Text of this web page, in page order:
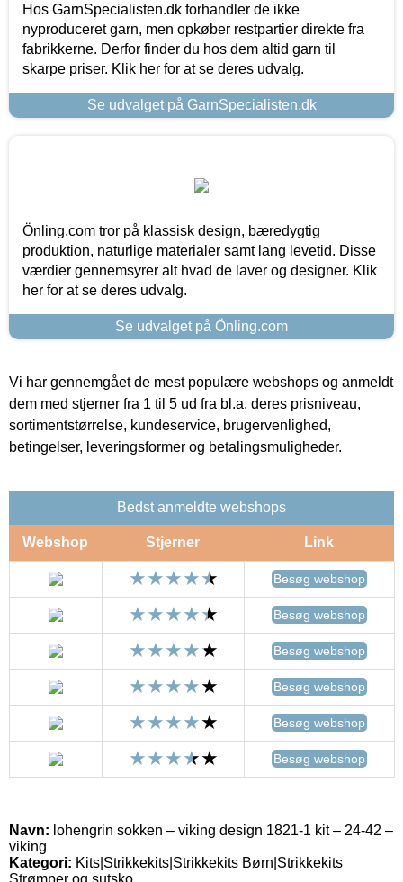
Hos GarnSpecialisten.dk forhandler de ikke
nyproduceret garn, men opkøber restpartier direkte fra
fabrikkerne. Derfor finder du hos dem altid garn til
skarpe priser. Klik her for at se deres udvalg.
Se udvalget på GarnSpecialisten.dk
Önling.com tror på klassisk design, bæredygtig
produktion, naturlige materialer samt lang levetid. Disse
værdier gennemsyrer alt hvad de laver og designer. Klik
her for at se deres udvalg.
Se udvalget på Önling.com
Vi har gennemgået de mest populære webshops og anmeldt
dem med stjerner fra 1 til 5 ud fra bl.a. deres prisniveau,
sortimentstørrelse, kundeservice, brugervenlighed,
betingelser, leveringsformer og betalingsmuligheder.
Bedst anmeldte webshops
Webshop Stjerner Link
Besøg webshop
Besøg webshop
Besøg webshop
Besøg webshop
Besøg webshop
Besøg webshop
Navn: lohengrin sokken – viking design 1821-1 kit – 24-42 –
viking
Kategori: Kits|Strikkekits|Strikkekits Børn|Strikkekits
Strømper og sutsko